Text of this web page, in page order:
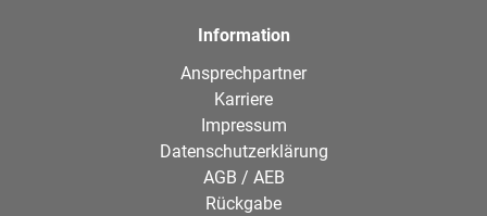
Information
Ansprechpartner
Karriere
Impressum
Datenschutzerklärung
AGB / AEB
Rückgabe